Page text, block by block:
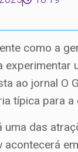
como a
experimentar
ao jornal O
típica para
uma das
acontecerá